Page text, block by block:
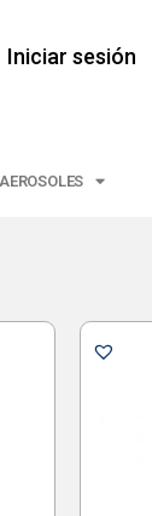
Iniciar sesión
AEROSOLES